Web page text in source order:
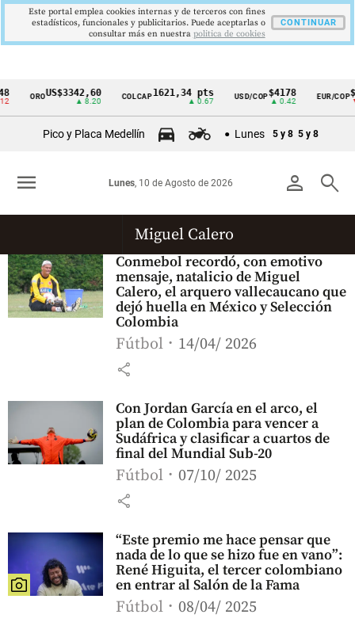
Cintillo
Colombia
OROUS$3342,60
▲ 8.20
COLCAP1621,34 pts
▲ 0.67
USD/COP$4178
▲ 0.42
EUR/COP
▼
Pico y Placa Medellín Lunes 5 y 8 5 y 8
person search
Lunes, 10 de Agosto de 2026
menu
Miguel Calero
Conmebol recordó, con emotivo
mensaje, natalicio de Miguel
Calero, el arquero vallecaucano que
dejó huella en México y Selección
Colombia
Fútbol 14/04/ 2026
share
Con Jordan García en el arco, el
plan de Colombia para vencer a
Sudáfrica y clasificar a cuartos de
final del Mundial Sub-20
Fútbol 07/10/ 2025
share
“Este premio me hace pensar que
nada de lo que se hizo fue en vano”:
René Higuita, el tercer colombiano
en entrar al Salón de la Fama
Fútbol 08/04/ 2025
Este portal emplea cookies internas y de terceros con fines
estadísticos, funcionales y publicitarios. Puede aceptarlas o
consultar más en nuestra politica de cookies
CONTINUAR